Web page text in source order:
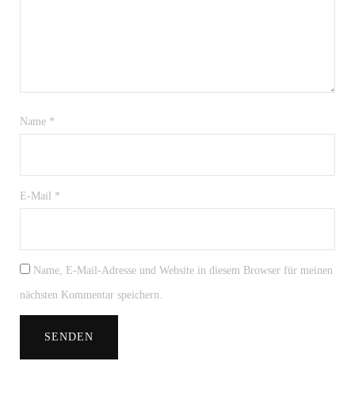
Name *
E-Mail *
Name, E-Mail-Adresse und Website in diesem Browser für meinen
nächsten Kommentar speichern.